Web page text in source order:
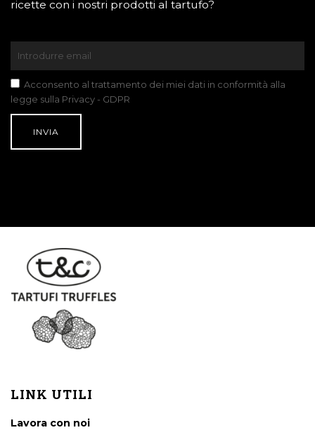
ricette con i nostri prodotti al tartufo?
Acconsento al trattamento dei miei dati in conformità alla
legge sulla Privacy - GDPR
LINK UTILI
Lavora con noi